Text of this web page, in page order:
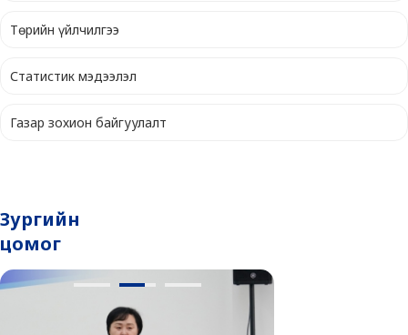
Төрийн үйлчилгээ
Статистик мэдээлэл
Газар зохион байгуулалт
Зургийн
цомог